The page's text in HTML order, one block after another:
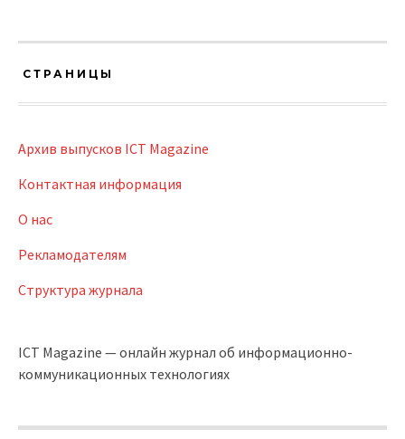
СТРАНИЦЫ
Архив выпусков ICT Magazine
Контактная информация
О нас
Рекламодателям
Структура журнала
ICT Magazine — онлайн журнал об информационно-
коммуникационных технологиях